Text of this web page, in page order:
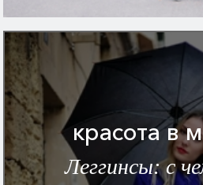
красота в
Леггинсы: с